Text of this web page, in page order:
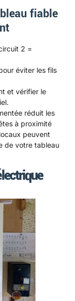
fiable
2 =
éviter les fils
et vérifier le
réduit les
à proximité
peuvent
de votre tableau